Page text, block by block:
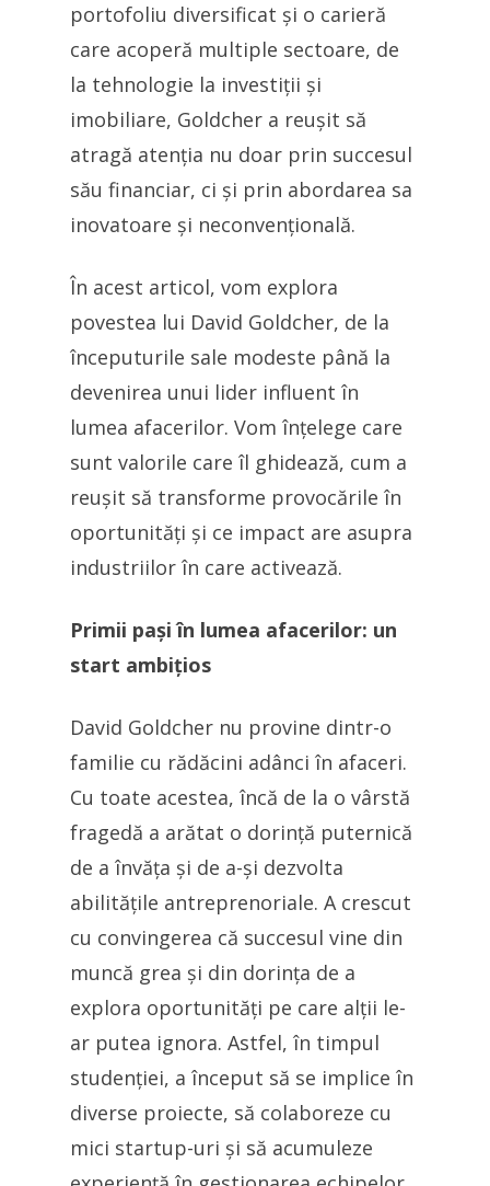
portofoliu diversificat și o carieră
care acoperă multiple sectoare, de
la tehnologie la investiții și
imobiliare, Goldcher a reușit să
atragă atenția nu doar prin succesul
său financiar, ci și prin abordarea sa
inovatoare și neconvențională.
În acest articol, vom explora
povestea lui David Goldcher, de la
începuturile sale modeste până la
devenirea unui lider influent în
lumea afacerilor. Vom înțelege care
sunt valorile care îl ghidează, cum a
reușit să transforme provocările în
oportunități și ce impact are asupra
industriilor în care activează.
Primii pași în lumea afacerilor: un
start ambițios
David Goldcher nu provine dintr-o
familie cu rădăcini adânci în afaceri.
Cu toate acestea, încă de la o vârstă
fragedă a arătat o dorință puternică
de a învăța și de a-și dezvolta
abilitățile antreprenoriale. A crescut
cu convingerea că succesul vine din
muncă grea și din dorința de a
explora oportunități pe care alții le-
ar putea ignora. Astfel, în timpul
studenției, a început să se implice în
diverse proiecte, să colaboreze cu
mici startup-uri și să acumuleze